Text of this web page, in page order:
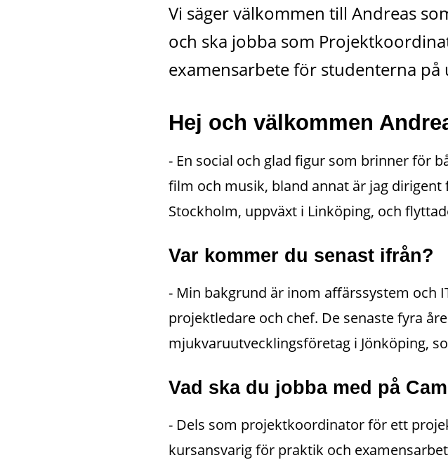
Vi säger välkommen till Andreas
och ska jobba som
examensarbete för studenterna
Hej och välkommen
- En social och glad figur som brinner för
film och musik, bland annat är jag dirigent
Stockholm, uppväxt i Linköping, och
Var kommer du senast ifrån?
- Min bakgrund är inom affärssystem och
projektledare och chef. De senaste fyra
mjukvaruutvecklingsföretag i Jönköping,
Vad ska du jobba med på
- Dels som projektkoordinator för ett
kursansvarig för praktik och